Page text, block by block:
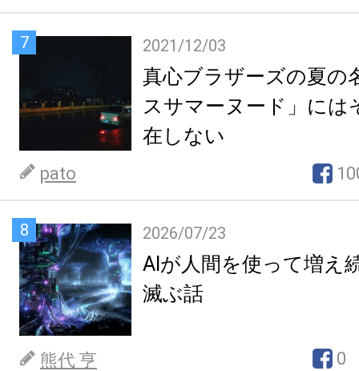
7 2021/12/03
真心ブラザーズの夏の
スサマーヌード」には
在しない
pato
8 2026/07/23
AIが人間を使って増え
滅ぶ話
熊代 亨 0